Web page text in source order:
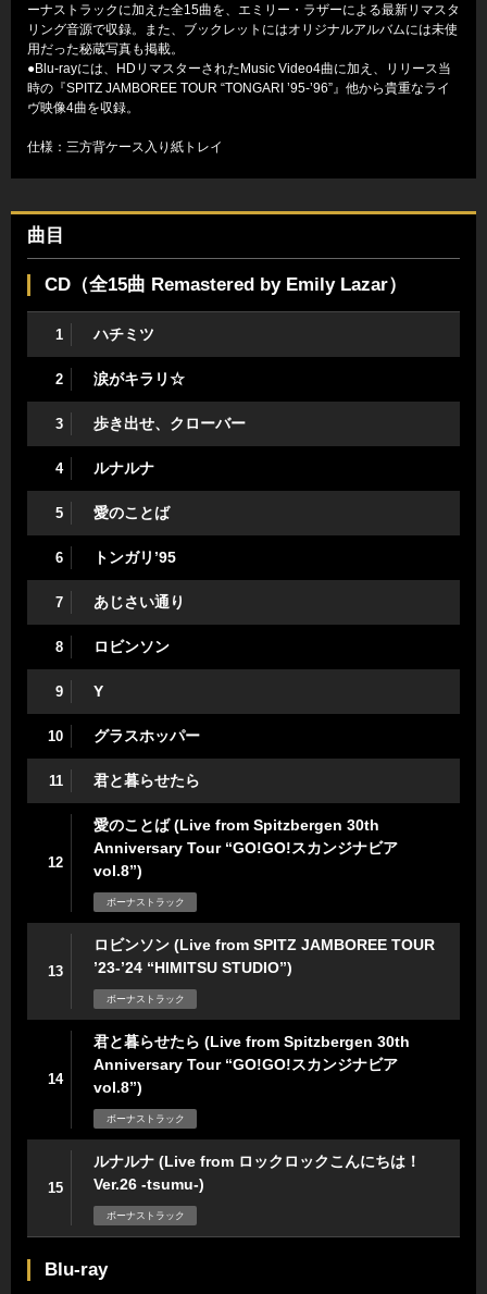
ーナストラックに加えた全15曲を、エミリー・ラザーによる最新リマスタ
リング音源で収録。また、ブックレットにはオリジナルアルバムには未使
用だった秘蔵写真も掲載。
●Blu-rayには、HDリマスターされたMusic Video4曲に加え、リリース当
時の『SPITZ JAMBOREE TOUR “TONGARI ’95-’96”』他から貴重なライ
ヴ映像4曲を収録。
仕様：三方背ケース入り紙トレイ
曲目
CD（全15曲 Remastered by Emily Lazar）
1 ハチミツ
2 涙がキラリ☆
3 歩き出せ、クローバー
4 ルナルナ
5 愛のことば
6 トンガリ’95
7 あじさい通り
8 ロビンソン
9 Y
10 グラスホッパー
11 君と暮らせたら
12
愛のことば (Live from Spitzbergen 30th
Anniversary Tour “GO!GO!スカンジナビア
vol.8”)
ボーナストラック
13
ロビンソン (Live from SPITZ JAMBOREE TOUR
’23-’24 “HIMITSU STUDIO”)
ボーナストラック
14
君と暮らせたら (Live from Spitzbergen 30th
Anniversary Tour “GO!GO!スカンジナビア
vol.8”)
ボーナストラック
15
ルナルナ (Live from ロックロックこんにちは！
Ver.26 -tsumu-)
ボーナストラック
Blu-ray